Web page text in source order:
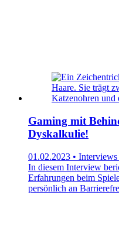
Gaming mit
Dyskalkulie!
01.02.2023 •
In diesem Interview
Erfahrungen beim
persönlich an